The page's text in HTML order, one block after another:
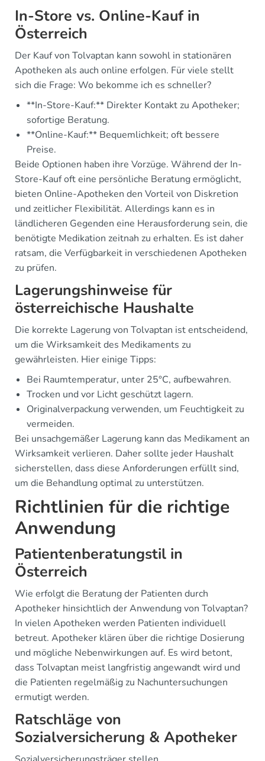
In-Store vs. Online-Kauf in
Österreich
Der Kauf von Tolvaptan kann sowohl in stationären
Apotheken als auch online erfolgen. Für viele stellt
sich die Frage: Wo bekomme ich es schneller?
**In-Store-Kauf:** Direkter Kontakt zu Apotheker;
sofortige Beratung.
**Online-Kauf:** Bequemlichkeit; oft bessere
Preise.
Beide Optionen haben ihre Vorzüge. Während der In-
Store-Kauf oft eine persönliche Beratung ermöglicht,
bieten Online-Apotheken den Vorteil von Diskretion
und zeitlicher Flexibilität. Allerdings kann es in
ländlicheren Gegenden eine Herausforderung sein, die
benötigte Medikation zeitnah zu erhalten. Es ist daher
ratsam, die Verfügbarkeit in verschiedenen Apotheken
zu prüfen.
Lagerungshinweise für
österreichische Haushalte
Die korrekte Lagerung von Tolvaptan ist entscheidend,
um die Wirksamkeit des Medikaments zu
gewährleisten. Hier einige Tipps:
Bei Raumtemperatur, unter 25°C, aufbewahren.
Trocken und vor Licht geschützt lagern.
Originalverpackung verwenden, um Feuchtigkeit zu
vermeiden.
Bei unsachgemäßer Lagerung kann das Medikament an
Wirksamkeit verlieren. Daher sollte jeder Haushalt
sicherstellen, dass diese Anforderungen erfüllt sind,
um die Behandlung optimal zu unterstützen.
Richtlinien für die richtige
Anwendung
Patientenberatungstil in
Österreich
Wie erfolgt die Beratung der Patienten durch
Apotheker hinsichtlich der Anwendung von Tolvaptan?
In vielen Apotheken werden Patienten individuell
betreut. Apotheker klären über die richtige Dosierung
und mögliche Nebenwirkungen auf. Es wird betont,
dass Tolvaptan meist langfristig angewandt wird und
die Patienten regelmäßig zu Nachuntersuchungen
ermutigt werden.
Ratschläge von
Sozialversicherung & Apotheker